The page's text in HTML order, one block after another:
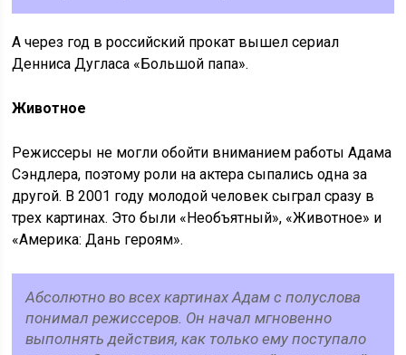
А через год в российский прокат вышел сериал
Денниса Дугласа «Большой папа».
Животное
Режиссеры не могли обойти вниманием работы Адама
Сэндлера, поэтому роли на актера сыпались одна за
другой. В 2001 году молодой человек сыграл сразу в
трех картинах. Это были «Необъятный», «Животное» и
«Америка: Дань героям».
Абсолютно во всех картинах Адам с полуслова
понимал режиссеров. Он начал мгновенно
выполнять действия, как только ему поступало